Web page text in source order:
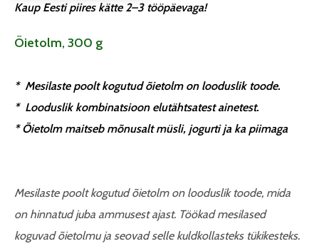
Kaup Eesti piires kätte 2–3 tööpäevaga!
Õietolm, 300 g
* Mesilaste poolt kogutud õietolm on looduslik toode.
* Looduslik kombinatsioon elutähtsatest ainetest.
* Õietolm maitseb mõnusalt müsli, jogurti ja ka piimaga
Mesilaste poolt kogutud õietolm on looduslik toode, mida
on hinnatud juba ammusest ajast. Töökad mesilased
koguvad õietolmu ja seovad selle kuldkollasteks tükikesteks.